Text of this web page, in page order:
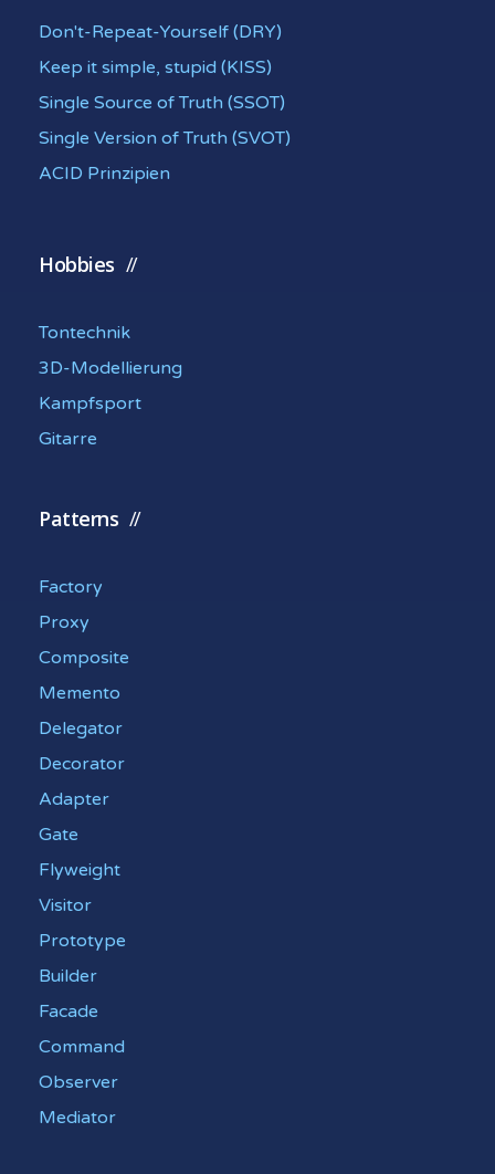
Don't-Repeat-Yourself (DRY)
Keep it simple, stupid (KISS)
Single Source of Truth (SSOT)
Single Version of Truth (SVOT)
ACID Prinzipien
Hobbies
Tontechnik
3D-Modellierung
Kampfsport
Gitarre
Patterns
Factory
Proxy
Composite
Memento
Delegator
Decorator
Adapter
Gate
Flyweight
Visitor
Prototype
Builder
Facade
Command
Observer
Mediator